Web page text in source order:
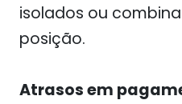
isolados ou
posição.
Atrasos em